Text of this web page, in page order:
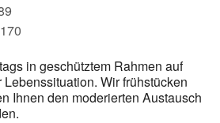
in geschütztem Rahmen auf
Wir frühstücken
Ihnen den moderierten Austausch